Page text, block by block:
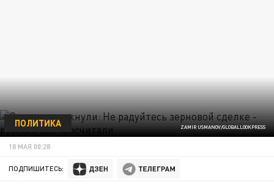
ZAMIR USMANOV/GLOBALLOOKPRESS
ПОЛИТИКА
18 МАЯ 00:28
ПОДПИШИТЕСЬ: